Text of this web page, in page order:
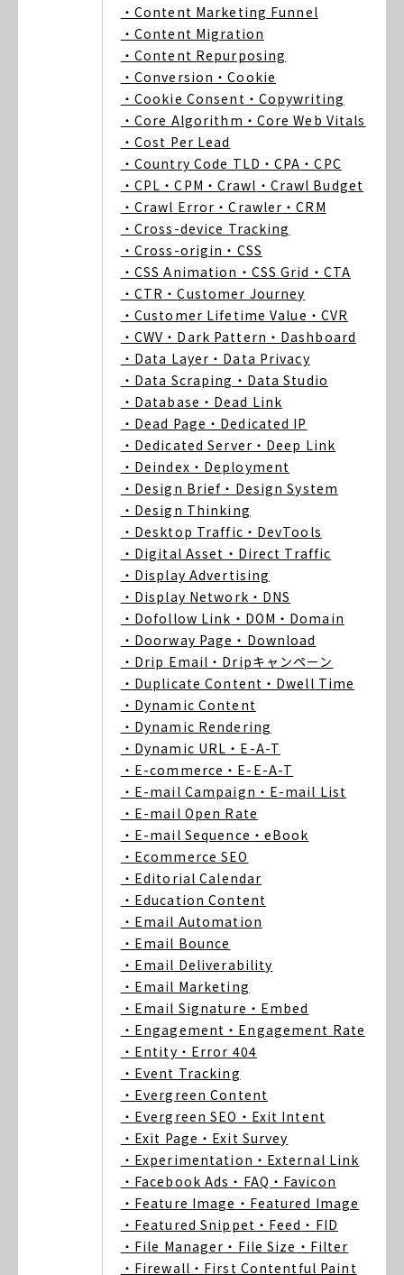
・Content Marketing Funnel
・Content Migration
・Content Repurposing
・Conversion ・Cookie
・Cookie Consent ・Copywriting
・Core Algorithm ・Core Web Vitals
・Cost Per Lead
・Country Code TLD ・CPA ・CPC
・CPL ・CPM ・Crawl ・Crawl Budget
・Crawl Error ・Crawler ・CRM
・Cross-device Tracking
・Cross-origin ・CSS
・CSS Animation ・CSS Grid ・CTA
・CTR ・Customer Journey
・Customer Lifetime Value ・CVR
・CWV ・Dark Pattern ・Dashboard
・Data Layer ・Data Privacy
・Data Scraping ・Data Studio
・Database ・Dead Link
・Dead Page ・Dedicated IP
・Dedicated Server ・Deep Link
・Deindex ・Deployment
・Design Brief ・Design System
・Design Thinking
・Desktop Traffic ・DevTools
・Digital Asset ・Direct Traffic
・Display Advertising
・Display Network ・DNS
・Dofollow Link ・DOM ・Domain
・Doorway Page ・Download
・Drip Email ・Dripキャンペーン
・Duplicate Content ・Dwell Time
・Dynamic Content
・Dynamic Rendering
・Dynamic URL ・E-A-T
・E-commerce ・E-E-A-T
・E-mail Campaign ・E-mail List
・E-mail Open Rate
・E-mail Sequence ・eBook
・Ecommerce SEO
・Editorial Calendar
・Education Content
・Email Automation
・Email Bounce
・Email Deliverability
・Email Marketing
・Email Signature ・Embed
・Engagement ・Engagement Rate
・Entity ・Error 404
・Event Tracking
・Evergreen Content
・Evergreen SEO ・Exit Intent
・Exit Page ・Exit Survey
・Experimentation ・External Link
・Facebook Ads ・FAQ ・Favicon
・Feature Image ・Featured Image
・Featured Snippet ・Feed ・FID
・File Manager ・File Size ・Filter
・Firewall ・First Contentful Paint